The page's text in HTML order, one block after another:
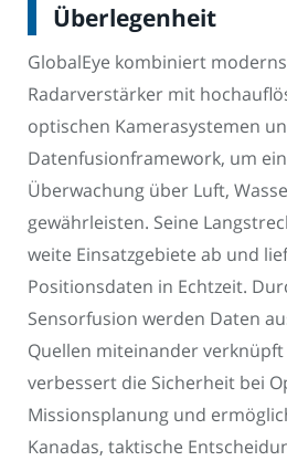
Überlegenheit
GlobalEye kombiniert
Radarverstärker mit
optischen Kamerasystemen
Datenfusionframework, um
Überwachung über Luft,
gewährleisten. Seine
weite Einsatzgebiete ab und
Positionsdaten in Echtzeit.
Sensorfusion werden Daten
Quellen miteinander
verbessert die Sicherheit bei
Missionsplanung und
Kanadas, taktische